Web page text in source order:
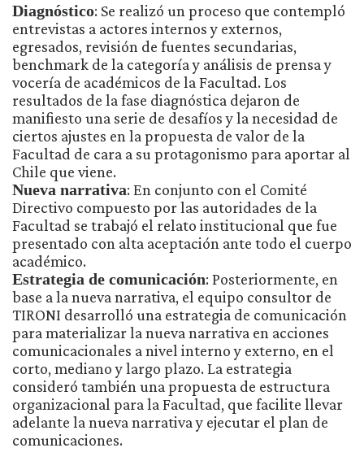
Diagnóstico: Se realizó un proceso que contempló
entrevistas a actores internos y externos,
egresados, revisión de fuentes secundarias,
benchmark de la categoría y análisis de prensa y
vocería de académicos de la Facultad. Los
resultados de la fase diagnóstica dejaron de
manifiesto una serie de desafíos y la necesidad de
ciertos ajustes en la propuesta de valor de la
Facultad de cara a su protagonismo para aportar al
Chile que viene.
Nueva narrativa: En conjunto con el Comité
Directivo compuesto por las autoridades de la
Facultad se trabajó el relato institucional que fue
presentado con alta aceptación ante todo el cuerpo
académico.
Estrategia de comunicación: Posteriormente, en
base a la nueva narrativa, el equipo consultor de
TIRONI desarrolló una estrategia de comunicación
para materializar la nueva narrativa en acciones
comunicacionales a nivel interno y externo, en el
corto, mediano y largo plazo. La estrategia
consideró también una propuesta de estructura
organizacional para la Facultad, que facilite llevar
adelante la nueva narrativa y ejecutar el plan de
comunicaciones.